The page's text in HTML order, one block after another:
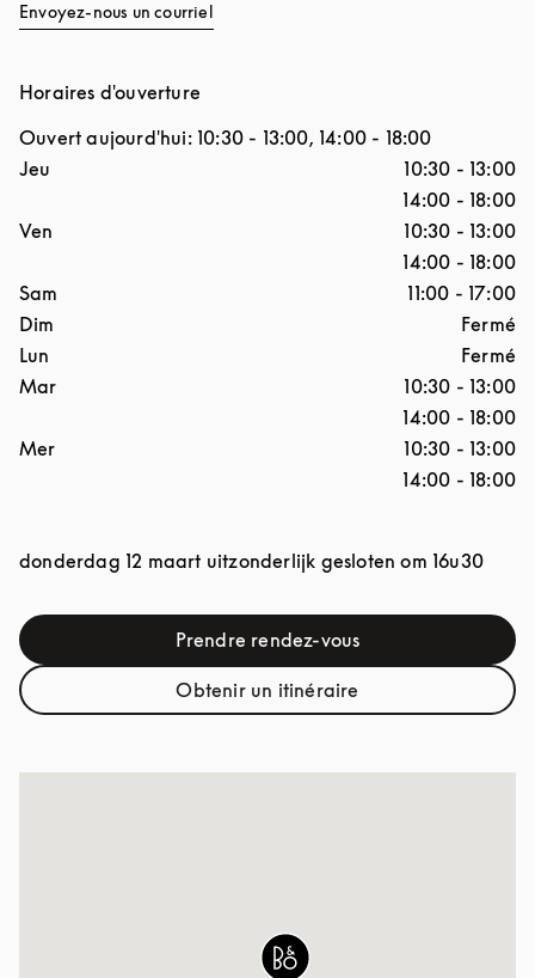
Envoyez-nous un courriel
Horaires d'ouverture
Ouvert aujourd'hui: 10:30 - 13:00, 14:00 - 18:00
Jour de la semaine
Jeu 10:30 - 13:00
14:00 - 18:00
Ven
10:30 - 13:00
14:00 - 18:00
Sam
11:00 - 17:00
Dim
Fermé
Lun
Fermé
Mar
10:30 - 13:00
14:00 - 18:00
Mer
10:30 - 13:00
14:00 - 18:00
donderdag 12 maart uitzonderlijk gesloten om 16u30
Prendre rendez-vousLink Opens in New Tab
Obtenir un itinéraireLink Opens in New Tab